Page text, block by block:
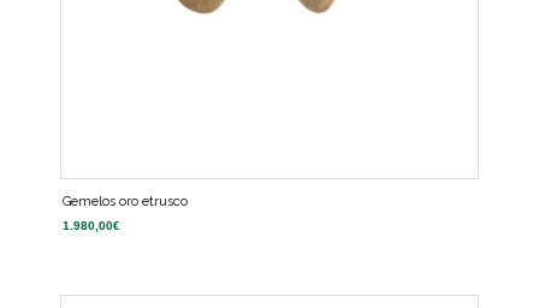
Gemelos oro etrusco
1.980,00€